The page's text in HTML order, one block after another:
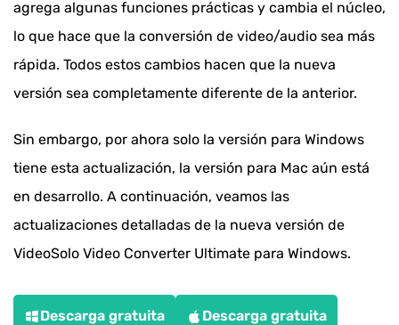
agrega algunas funciones prácticas y cambia el núcleo,
lo que hace que la conversión de video/audio sea más
rápida. Todos estos cambios hacen que la nueva
versión sea completamente diferente de la anterior.
Sin embargo, por ahora solo la versión para Windows
tiene esta actualización, la versión para Mac aún está
en desarrollo. A continuación, veamos las
actualizaciones detalladas de la nueva versión de
VideoSolo Video Converter Ultimate para Windows.
Descarga gratuita Descarga gratuita